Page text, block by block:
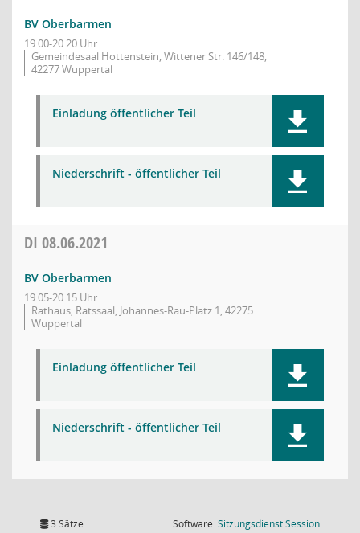
BV Oberbarmen
19:00-20:20 Uhr
Gemeindesaal Hottenstein, Wittener Str. 146/148,
42277 Wuppertal
Einladung öffentlicher Teil
Niederschrift - öffentlicher Teil
DI 08.06.2021
BV Oberbarmen
19:05-20:15 Uhr
Rathaus, Ratssaal, Johannes-Rau-Platz 1, 42275
Wuppertal
Einladung öffentlicher Teil
Niederschrift - öffentlicher Teil
3 Sätze Software:SitzungsdienstSession(Wird in